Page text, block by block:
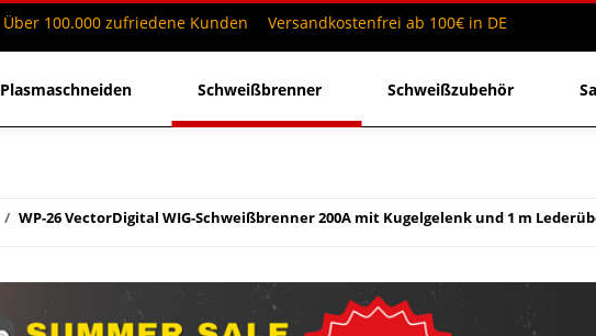
Über 100.000 zufriedene Kunden Versandkostenfrei ab 100€ in DE
Plasmaschneiden Schweißbrenner Schweißzubehör
WP-26 VectorDigital WIG-Schweißbrenner 200A mit Kugelgelenk und 1 m